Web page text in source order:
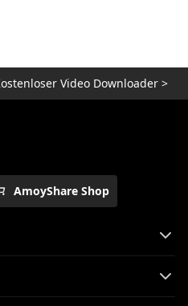
– Streaming-
ist die beste
Video-
Video Downloader>
AmoyShare Shop